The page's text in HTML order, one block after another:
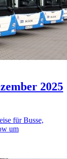
2025
für Busse,
um